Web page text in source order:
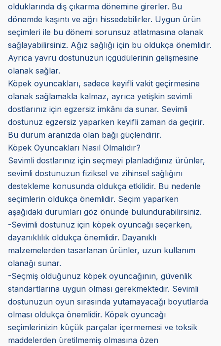
olduklarında diş çıkarma dönemine girerler. Bu
dönemde kaşıntı ve ağrı hissedebilirler. Uygun ürün
seçimleri ile bu dönemi sorunsuz atlatmasına olanak
sağlayabilirsiniz. Ağız sağlığı için bu oldukça önemlidir.
Ayrıca yavru dostunuzun içgüdülerinin gelişmesine
olanak sağlar.
Köpek oyuncakları, sadece keyifli vakit geçirmesine
olanak sağlamakla kalmaz, ayrıca yetişkin sevimli
dostlarınız için egzersiz imkânı da sunar. Sevimli
dostunuz egzersiz yaparken keyifli zaman da geçirir.
Bu durum aranızda olan bağı güçlendirir.
Köpek Oyuncakları Nasıl Olmalıdır?
Sevimli dostlarınız için seçmeyi planladığınız ürünler,
sevimli dostunuzun fiziksel ve zihinsel sağlığını
destekleme konusunda oldukça etkilidir. Bu nedenle
seçimlerin oldukça önemlidir. Seçim yaparken
aşağıdaki durumları göz önünde bulundurabilirsiniz.
-Sevimli dostunuz için köpek oyuncağı seçerken,
dayanıklılık oldukça önemlidir. Dayanıklı
malzemelerden tasarlanan ürünler, uzun kullanım
olanağı sunar.
-Seçmiş olduğunuz köpek oyuncağının, güvenlik
standartlarına uygun olması gerekmektedir. Sevimli
dostunuzun oyun sırasında yutamayacağı boyutlarda
olması oldukça önemlidir. Köpek oyuncağı
seçimlerinizin küçük parçalar içermemesi ve toksik
maddelerden üretilmemiş olmasına özen